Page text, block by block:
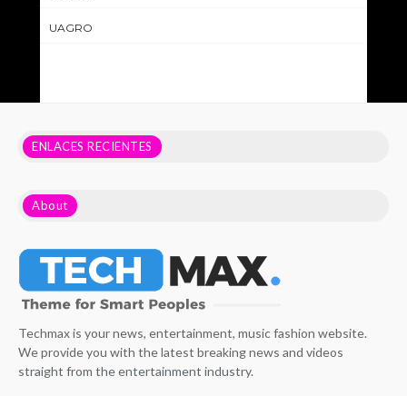
UAGRO
ENLACES RECIENTES
About
Techmax is your news, entertainment, music fashion website.
We provide you with the latest breaking news and videos
straight from the entertainment industry.